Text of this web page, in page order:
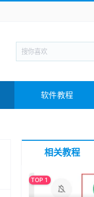
新闻阅读 旅游出行
回合网游 战棋游戏
教育教学 游戏娱乐
软件教程
相关教程